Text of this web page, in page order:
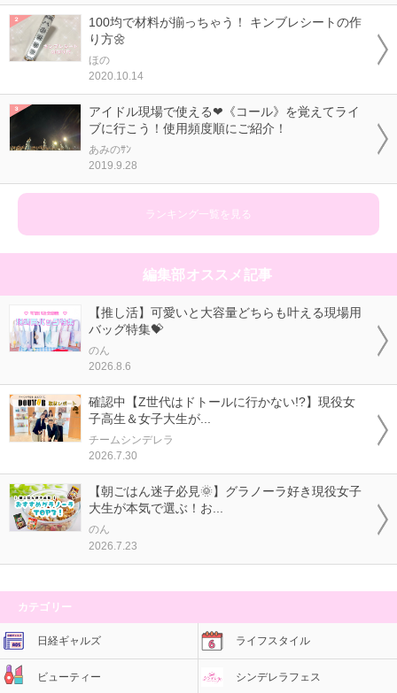
100均で材料が揃っちゃう！ キンブレシートの作
り方🌼
ほの
2020.10.14
アイドル現場で使える❤《コール》を覚えてライ
ブに行こう！使用頻度順にご紹介！
あみのｻﾝ
2019.9.28
ランキング一覧を見る
編集部オススメ記事
【推し活】可愛いと大容量どちらも叶える現場用
バッグ特集💝
のん
2026.8.6
確認中【Z世代はドトールに行かない!?】現役女
子高生＆女子大生が...
チームシンデレラ
2026.7.30
【朝ごはん迷子必見🌞】グラノーラ好き現役女子
大生が本気で選ぶ！お...
のん
2026.7.23
カテゴリー
日経ギャルズ ライフスタイル
ビューティー シンデレラフェス